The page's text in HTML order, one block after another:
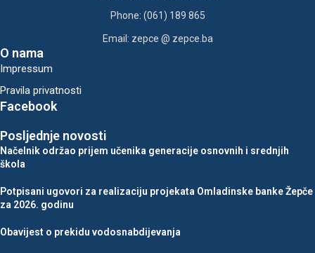
Phone: (061) 189 865
Email: zepce @ zepce.ba
O nama
Impressum
Pravila privatnosti
Facebook
Posljednje novosti
Načelnik održao prijem učenika generacije osnovnih i srednjih
škola
Potpisani ugovori za realizaciju projekata Omladinske banke Žepče
za 2026. godinu
Obavijest o prekidu vodosnabdijevanja